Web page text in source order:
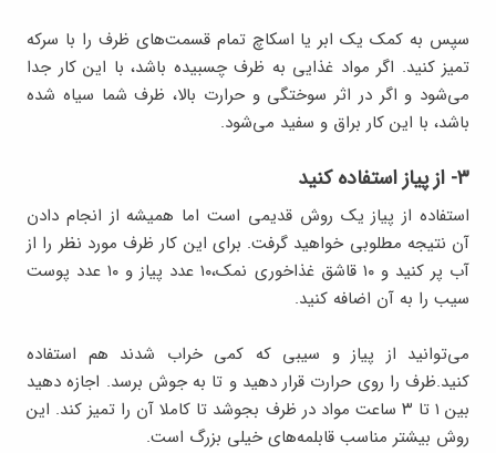
سپس به کمک یک ابر یا اسکاچ تمام قسمت‌های ظرف را با سرکه
تمیز کنید. اگر مواد غذایی به ظرف چسبیده باشد، با این کار جدا
می‌شود و اگر در اثر سوختگی و حرارت بالا، ظرف شما سیاه شده
باشد، با این کار براق و سفید می‌شود.
۳- از پیاز استفاده کنید
استفاده از پیاز یک روش قدیمی است اما همیشه از انجام دادن
آن نتیجه مطلوبی خواهید گرفت. برای این کار ظرف مورد نظر را از
آب پر کنید و ۱۰ قاشق غذاخوری نمک،۱۰ عدد پیاز و ۱۰ عدد پوست
سیب را به آن اضافه کنید.
می‌توانید از پیاز و سیبی که کمی خراب شدند هم استفاده
کنید.ظرف را روی حرارت قرار دهید و تا به جوش برسد. اجازه دهید
بین ۱ تا ۳ ساعت مواد در ظرف بجوشد تا کاملا آن را تمیز کند. این
روش بیشتر مناسب قابلمه‌های خیلی بزرگ است.